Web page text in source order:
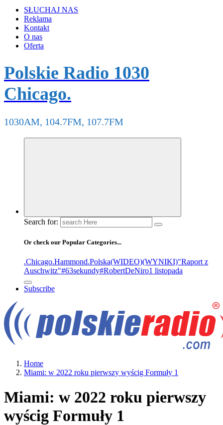
SŁUCHAJ NAS
Reklama
Kontakt
O nas
Oferta
Polskie Radio 1030
Chicago.
1030AM, 104.7FM, 107.7FM
Search for:
Or check our Popular Categories...
.Chicago.Hammond.Polska(WIDEO)(WYNIKI)"Raport z
Auschwitz"#63sekundy#RobertDeNiro1 listopada
Subscribe
Home
Miami: w 2022 roku pierwszy wyścig Formuły 1
Miami: w 2022 roku pierwszy
wyścig Formuły 1